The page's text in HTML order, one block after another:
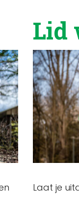
Lid
Laat je